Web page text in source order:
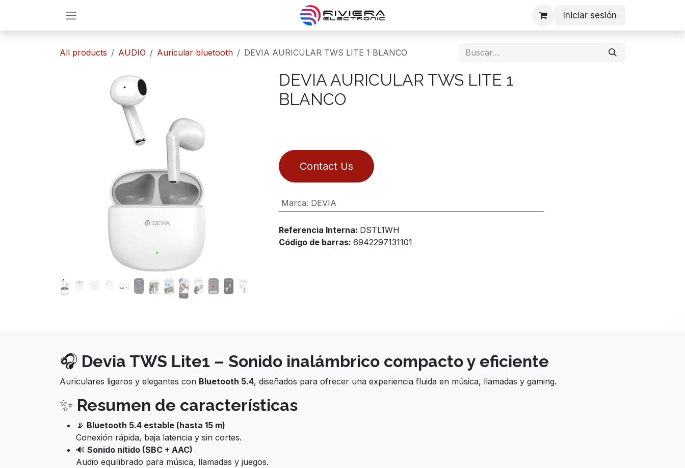
Iniciar sesión
All products AUDIO ​Auricular bluetooth DEVIA AURICULAR TWS LITE 1 BLANCO
DEVIA AURICULAR TWS LITE 1
BLANCO
Contact Us
Marca: DEVIA
Referencia Interna: DSTL1WH
Código de barras: 6942297131101
🎧 Devia TWS Lite1 – Sonido inalámbrico compacto y eficiente
Auriculares ligeros y elegantes con Bluetooth 5.4, diseñados para ofrecer una experiencia fluida en música, llamadas y gaming.
✨ Resumen de características
📡 Bluetooth 5.4 estable (hasta 15 m)
Conexión rápida, baja latencia y sin cortes.
🔊 Sonido nítido (SBC + AAC)
Audio equilibrado para música, llamadas y juegos.